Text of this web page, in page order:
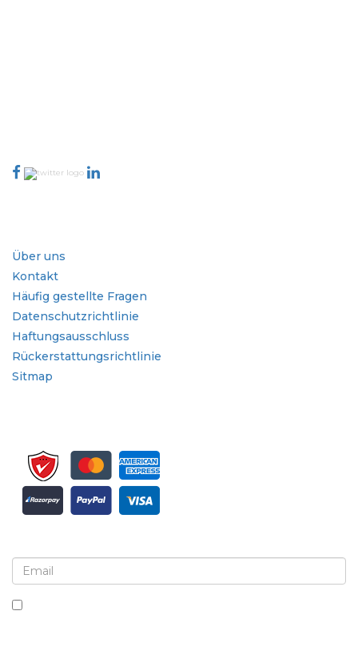
Über uns
Kontakt
Häufig gestellte Fragen
Datenschutzrichtlinie
Haftungsausschluss
Rückerstattungsrichtlinie
Sitmap